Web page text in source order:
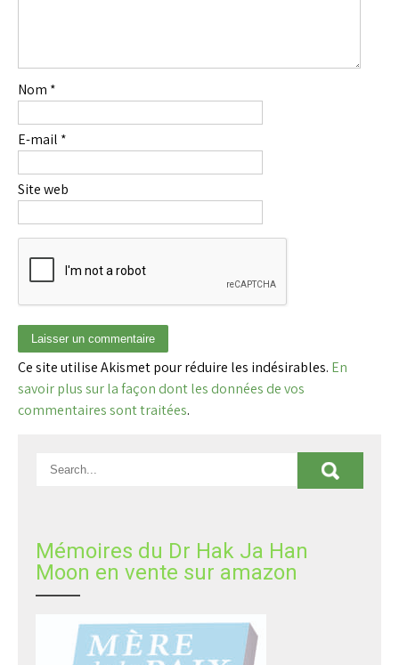
Nom *
E-mail *
Site web
Ce site utilise Akismet pour réduire les indésirables. En
savoir plus sur la façon dont les données de vos
commentaires sont traitées.
Mémoires du Dr Hak Ja Han
Moon en vente sur amazon